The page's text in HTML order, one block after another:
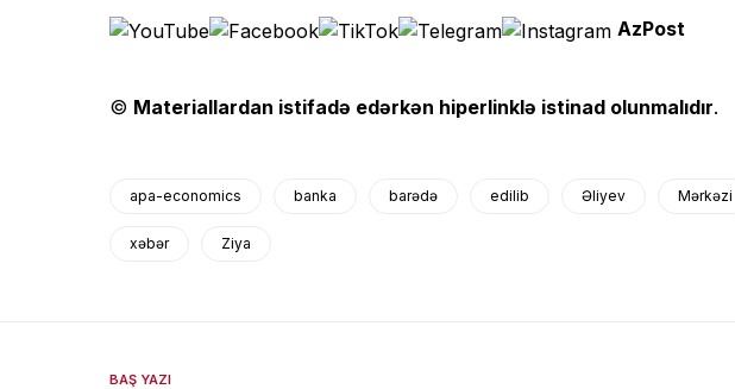
AzPost
© Materiallardan istifadə edərkən hiperlinklə istinad olunmalıdır.
apa-economics banka barədə edilib Əliyev Mərkəzi
xəbər Ziya
BAŞ YAZI